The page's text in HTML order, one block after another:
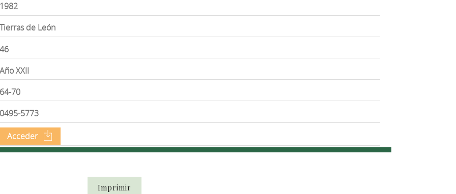
1982
Tierras de León
46
Año XXII
64-70
0495-5773
Acceder
Imprimir